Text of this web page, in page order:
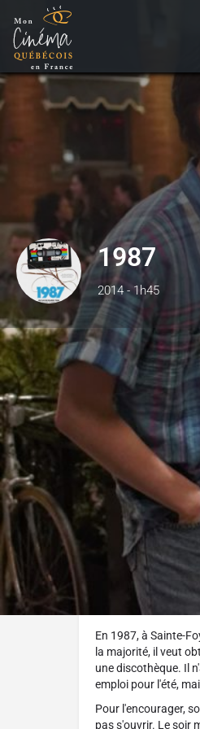
1987
2014 - 1h45
Réalisé par :
Ricardo
L'histoire
En 1987, à Sainte-
la majorité, il veut
une discothèque. Il
emploi pour l'été,
Pour l'encourager,
pas s'ouvrir. Le soir